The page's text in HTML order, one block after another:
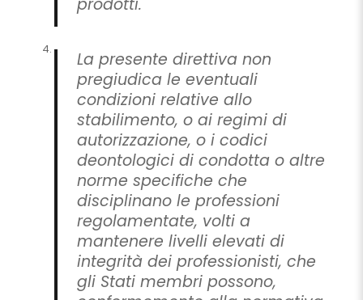
prodotti.
La presente direttiva non
pregiudica le eventuali
condizioni relative allo
stabilimento, o ai regimi di
autorizzazione, o i codici
deontologici di condotta o altre
norme specifiche che
disciplinano le professioni
regolamentate, volti a
mantenere livelli elevati di
integrità dei professionisti, che
gli Stati membri possono,